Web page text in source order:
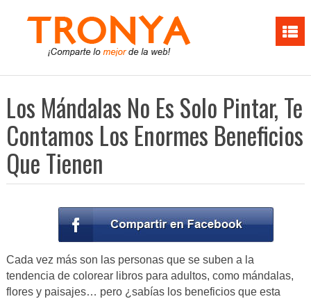
Los Mándalas No Es Solo Pintar, Te
Contamos Los Enormes Beneficios
Que Tienen
Cada vez más son las personas que se suben a la
tendencia de colorear libros para adultos, como mándalas,
flores y paisajes… pero ¿sabías los beneficios que esta